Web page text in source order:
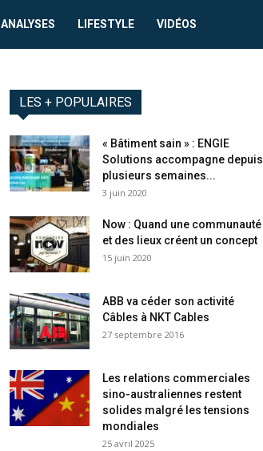
ANALYSES LIFESTYLE VIDÉOS
LES + POPULAIRES
« Bâtiment sain » : ENGIE
Solutions accompagne depuis
plusieurs semaines...
3 juin 2020
Now : Quand une communauté
et des lieux créent un concept
15 juin 2020
ABB va céder son activité
Câbles à NKT Cables
27 septembre 2016
Les relations commerciales
sino-australiennes restent
solides malgré les tensions
mondiales
25 avril 2025